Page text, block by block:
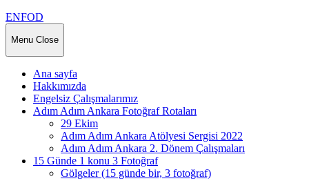
ENFOD
Menu Close
Ana sayfa
Hakkımızda
Engelsiz Çalışmalarımız
Adım Adım Ankara Fotoğraf Rotaları
29 Ekim
Adım Adım Ankara Atölyesi Sergisi 2022
Adım Adım Ankara 2. Dönem Çalışmaları
15 Günde 1 konu 3 Fotoğraf
Gölgeler (15 günde bir, 3 fotoğraf)